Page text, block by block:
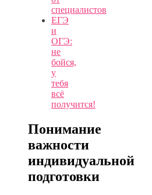
специалистов
ЕГЭ
и
ОГЭ:
не
бойся,
у
тебя
всё
получится!
Понимание
важности
индивидуальной
подготовки